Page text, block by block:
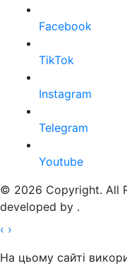
Facebook
TikTok
Instagram
Telegram
Youtube
© 2026 Copyright. All
developed by .
‹ ›
На цьому сайті